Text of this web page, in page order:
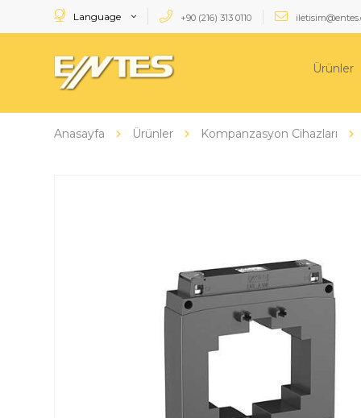
Language +90 (216) 313 0110
Ürünler
Anasayfa Ürünler Kompanzasyon Cihazları